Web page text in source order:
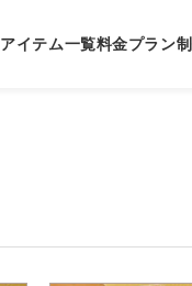
アイテム一覧料金プラン